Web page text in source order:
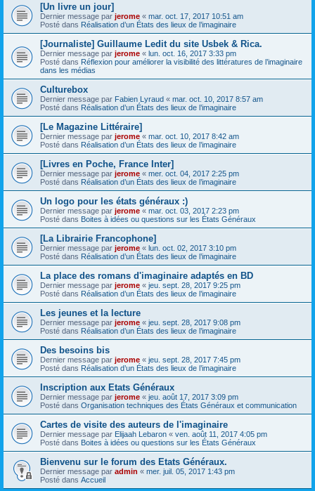
[Un livre un jour]
Dernier message par jerome « mar. oct. 17, 2017 10:51 am
Posté dans Réalisation d’un États des lieux de l’imaginaire
[Journaliste] Guillaume Ledit du site Usbek & Rica.
Dernier message par jerome « lun. oct. 16, 2017 3:33 pm
Posté dans Réflexion pour améliorer la visibilité des littératures de l’imaginaire
dans les médias
Culturebox
Dernier message par Fabien Lyraud « mar. oct. 10, 2017 8:57 am
Posté dans Réalisation d’un États des lieux de l’imaginaire
[Le Magazine Littéraire]
Dernier message par jerome « mar. oct. 10, 2017 8:42 am
Posté dans Réalisation d’un États des lieux de l’imaginaire
[Livres en Poche, France Inter]
Dernier message par jerome « mer. oct. 04, 2017 2:25 pm
Posté dans Réalisation d’un États des lieux de l’imaginaire
Un logo pour les états généraux :)
Dernier message par jerome « mar. oct. 03, 2017 2:23 pm
Posté dans Boites à idées ou questions sur les États Généraux
[La Librairie Francophone]
Dernier message par jerome « lun. oct. 02, 2017 3:10 pm
Posté dans Réalisation d’un États des lieux de l’imaginaire
La place des romans d'imaginaire adaptés en BD
Dernier message par jerome « jeu. sept. 28, 2017 9:25 pm
Posté dans Réalisation d’un États des lieux de l’imaginaire
Les jeunes et la lecture
Dernier message par jerome « jeu. sept. 28, 2017 9:08 pm
Posté dans Réalisation d’un États des lieux de l’imaginaire
Des besoins bis
Dernier message par jerome « jeu. sept. 28, 2017 7:45 pm
Posté dans Réalisation d’un États des lieux de l’imaginaire
Inscription aux Etats Généraux
Dernier message par jerome « jeu. août 17, 2017 3:09 pm
Posté dans Organisation techniques des États Généraux et communication
Cartes de visite des auteurs de l'imaginaire
Dernier message par Elijaah Lebaron « ven. août 11, 2017 4:05 pm
Posté dans Boites à idées ou questions sur les États Généraux
Bienvenu sur le forum des Etats Généraux.
Dernier message par admin « mer. juil. 05, 2017 1:43 pm
Posté dans Accueil